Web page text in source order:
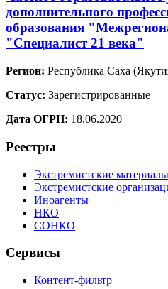
дополнительного
образования
"Специалист 21 века"
Регион: Республика Саха
Статус: Зарегистрированные
Дата ОГРН: 18.06.2020
Реестры
Экстремистские материалы
Экстремистские
Иноагенты
НКО
СОНКО
Сервисы
Контент-фильтр